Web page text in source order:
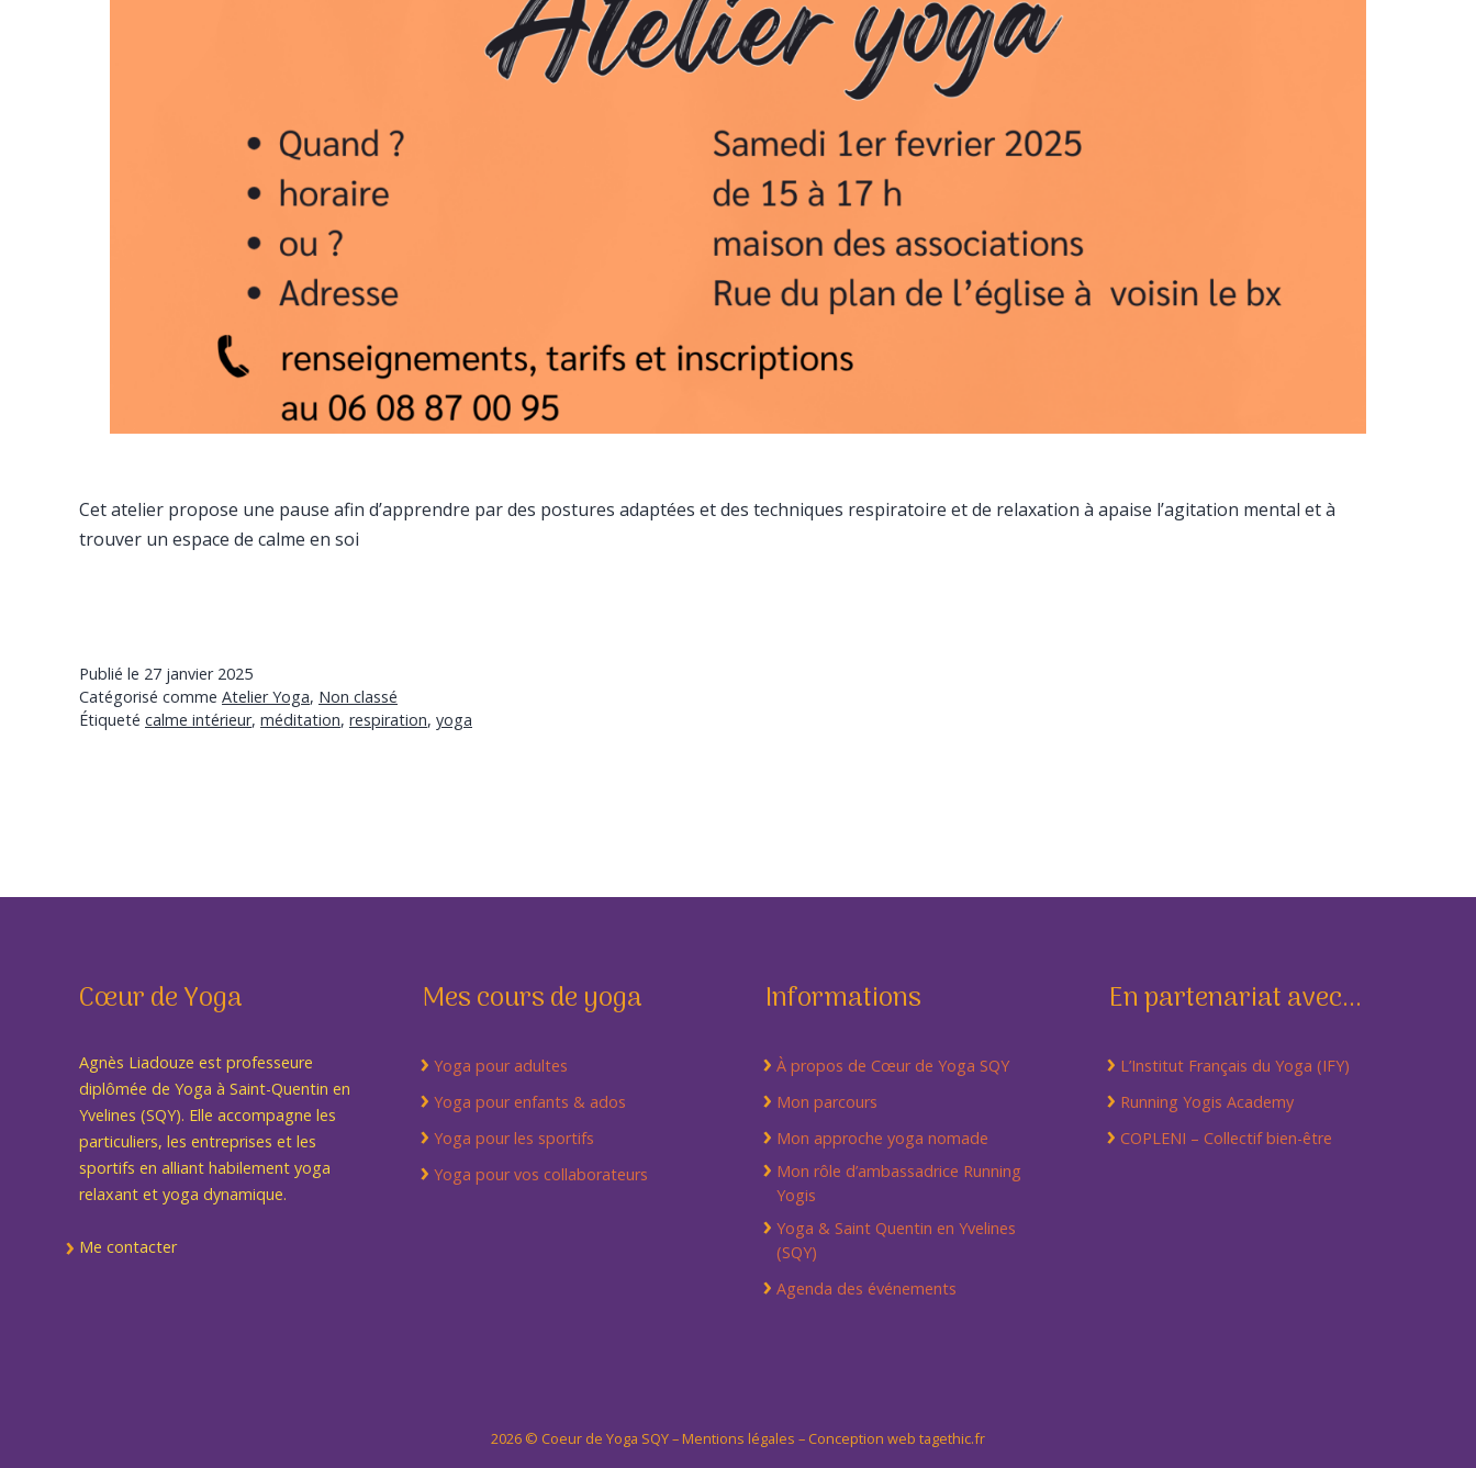
Cet atelier propose une pause afin d’apprendre par des postures adaptées et des techniques respiratoire et de relaxation à apaise l’agitation mental et à
trouver un espace de calme en soi
Publié le 27 janvier 2025
Catégorisé comme Atelier Yoga, Non classé
Étiqueté calme intérieur, méditation, respiration, yoga
Cœur de Yoga
Agnès Liadouze est professeure
diplômée de Yoga à Saint-Quentin en
Yvelines (SQY). Elle accompagne les
particuliers, les entreprises et les
sportifs en alliant habilement yoga
relaxant et yoga dynamique.
Me contacter
Mes cours de yoga
Yoga pour adultes
Yoga pour enfants & ados
Yoga pour les sportifs
Yoga pour vos collaborateurs
Informations
À propos de Cœur de Yoga SQY
Mon parcours
Mon approche yoga nomade
Mon rôle d’ambassadrice Running
Yogis
Yoga & Saint Quentin en Yvelines
(SQY)
Agenda des événements
En partenariat avec...
L’Institut Français du Yoga (IFY)
Running Yogis Academy
COPLENI – Collectif bien-être
2026 © Coeur de Yoga SQY– Mentions légales – Conception web tagethic.fr